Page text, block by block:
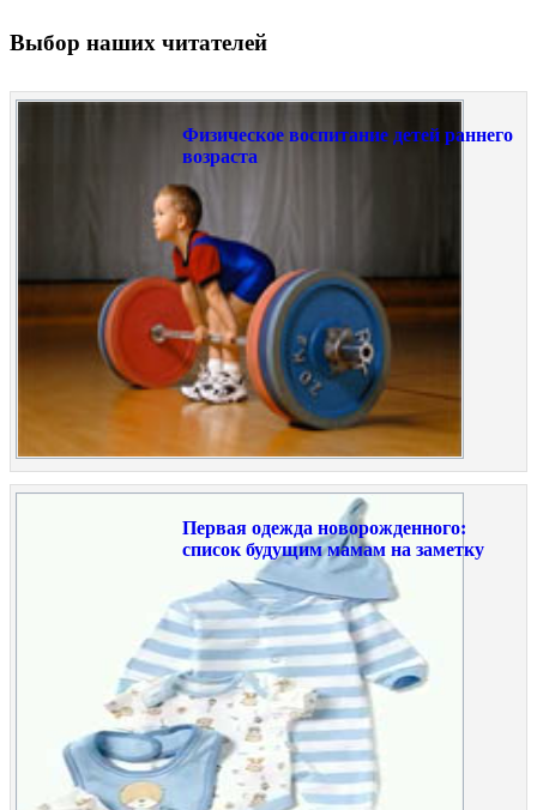
Выбор наших читателей
Физическое воспитание детей раннего
возраста
Первая одежда новорожденного:
список будущим мамам на заметку